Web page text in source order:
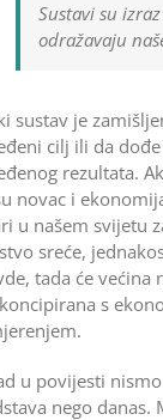
Sustavi su
odražavaju
sustav je
cilj ili da
rezultata.
novac i
u našem svijetu
sreće,
tada će većina
s
u povijesti
nego danas.